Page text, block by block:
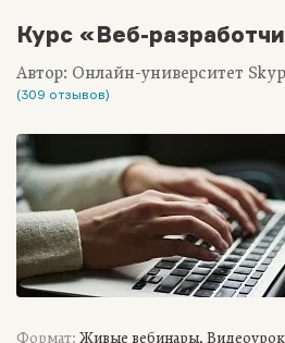
Курс «Веб-
Автор: Онлайн-университет
(309 отзывов)
Формат: Живые вебинары,